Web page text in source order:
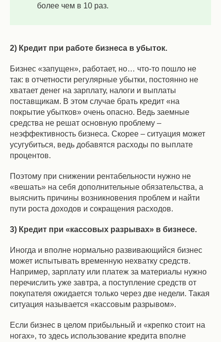
более чем в 10 раз.
2) Кредит при работе бизнеса в убыток.
Бизнес «запущен», работает, но… что-то пошло не
так: в отчетности регулярные убытки, постоянно не
хватает денег на зарплату, налоги и выплаты
поставщикам. В этом случае брать кредит «на
покрытие убытков» очень опасно. Ведь заемные
средства не решат основную проблему –
неэффективность бизнеса. Скорее – ситуация может
усугубиться, ведь добавятся расходы по выплате
процентов.
Поэтому при снижении рентабельности нужно не
«вешать» на себя дополнительные обязательства, а
выяснить причины возникновения проблем и найти
пути роста доходов и сокращения расходов.
3) Кредит при «кассовых разрывах» в бизнесе.
Иногда и вполне нормально развивающийся бизнес
может испытывать временную нехватку средств.
Например, зарплату или платеж за материалы нужно
перечислить уже завтра, а поступление средств от
покупателя ожидается только через две недели. Такая
ситуация называется «кассовым разрывом».
Если бизнес в целом прибыльный и «крепко стоит на
ногах», то здесь использование кредита вполне